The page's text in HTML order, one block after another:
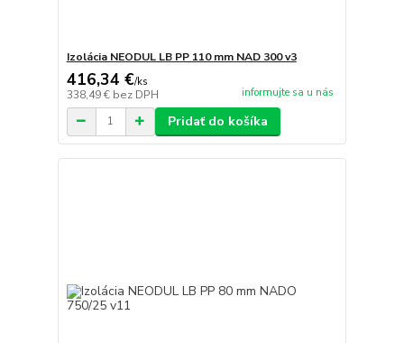
Izolácia NEODUL LB PP 110 mm NAD 300 v3
416,34 €/ks
338,49 € bez DPH informujte sa u nás
Pridať do košíka